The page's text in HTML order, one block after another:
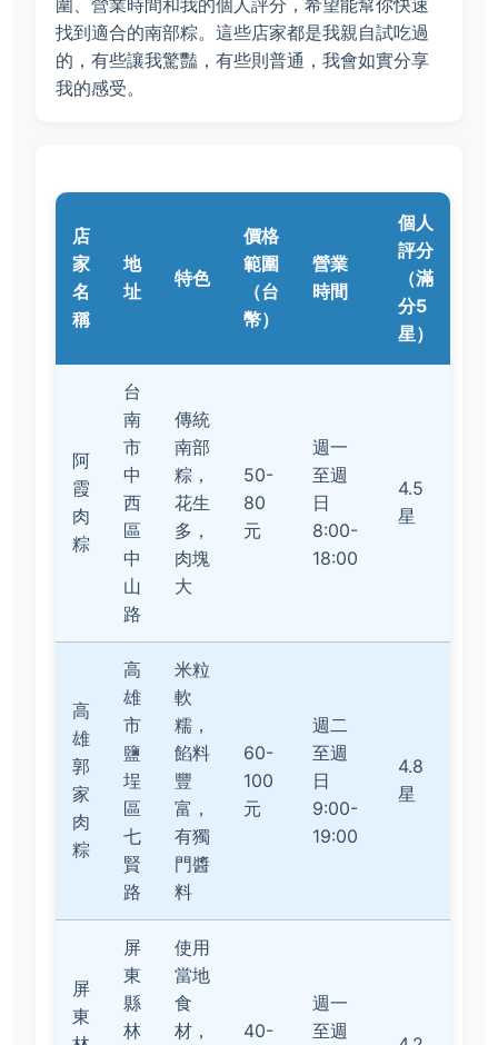
圍、營業時間和我的個人評分，希望能幫你快速
找到適合的南部粽。這些店家都是我親自試吃過
的，有些讓我驚豔，有些則普通，我會如實分享
我的感受。
店
家
名
稱
地
址
特色
價格
範圍
（台
幣）
營業
時間
個人
評分
（滿
分5
星）
阿
霞
肉
粽
台
南
市
中
西
區
中
山
路
傳統
南部
粽，
花生
多，
肉塊
大
50-
80
元
週一
至週
日
8:00-
18:00
4.5
星
高
雄
郭
家
肉
粽
高
雄
市
鹽
埕
區
七
賢
路
米粒
軟
糯，
餡料
豐
富，
有獨
門醬
料
60-
100
元
週二
至週
日
9:00-
19:00
4.8
星
屏
東
屏
東
縣
林
使用
當地
食
材，
40-
週一
至週